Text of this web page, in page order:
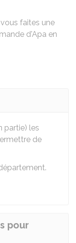
faites une
d'Apa en
partie) les
de
pour